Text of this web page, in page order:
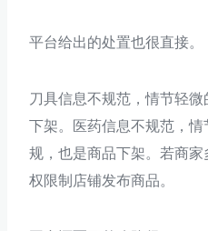
平台给出的处置也很直接。
刀具信息不规范，情节轻
下架。医药信息不规范，
规，也是商品下架。若商
权限制店铺发布商品。